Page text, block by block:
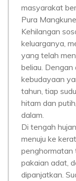
masyarakat
Pura
Kehilangan
keluarganya,
yang telah
beliau.
kebudayaan
tahun, tiap
hitam dan
dalam.
Di tengah
menuju ke
penghormatan
pakaian adat,
dipanjatkan.